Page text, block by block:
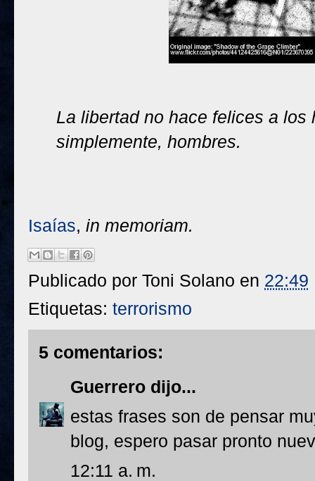
La libertad no hace felices a los
simplemente, hombres.
Isaías, in memoriam.
Publicado por Toni Solano en 22:49
Etiquetas: terrorismo
5 comentarios:
Guerrero dijo...
estas frases son de pensar
blog, espero pasar pronto
12:11 a. m.